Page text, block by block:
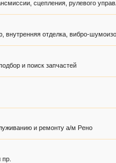
сцепления, рулевого
внутренняя отделка, вибро-
и поиск запчастей
и ремонту а/м Рено